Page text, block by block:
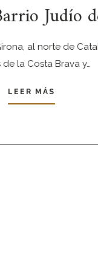
Judío
al norte de
la Costa Brava y…
LEER MÁS